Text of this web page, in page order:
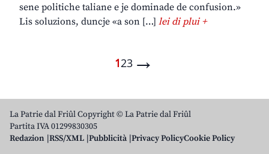
sene politiche taliane e je dominade de confusion.»
Lis soluzions, duncje «a son […] lei di plui +
123 →
La Patrie dal Friûl Copyright © La Patrie dal Friûl
Partita IVA 01299830305
Redazion RSS/XML Pubblicità Privacy PolicyCookie Policy